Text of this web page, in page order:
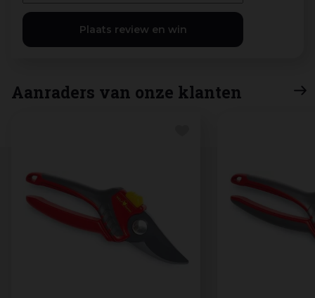
Aanraders van onze klanten